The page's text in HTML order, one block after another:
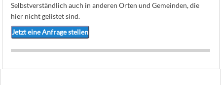
Selbstverständlich auch in anderen Orten und Gemeinden, die
hier nicht gelistet sind.
Jetzt eine Anfrage stellen